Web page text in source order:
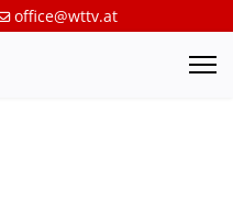
office@wttv.at